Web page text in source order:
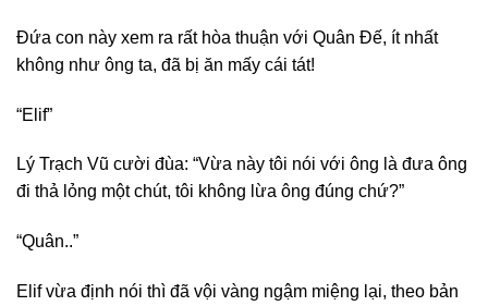
Đứa con này xem ra rất hòa thuận với Quân Đế, ít nhất
không như ông ta, đã bị ăn mấy cái tát!
“Elif”
Lý Trạch Vũ cười đùa: “Vừa này tôi nói với ông là đưa ông
đi thả lỏng một chút, tôi không lừa ông đúng chứ?”
“Quân..”
Elif vừa định nói thì đã vội vàng ngậm miệng lại, theo bản